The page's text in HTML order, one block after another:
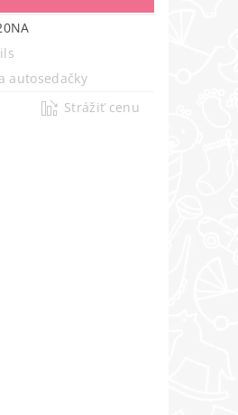
autosedačky
Strážiť cenu